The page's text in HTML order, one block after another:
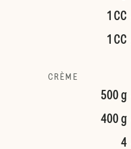
1 CC
1 CC
CRÈME
500 g
400 g
4